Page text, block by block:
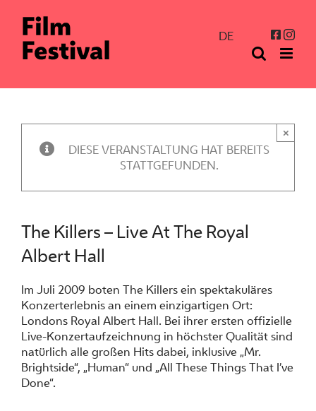
Inhalt
springen
DE
DIESE VERANSTALTUNG HAT BEREITS
STATTGEFUNDEN.
×
The Killers – Live At The Royal
Albert Hall
Im Juli 2009 boten The Killers ein spektakuläres
Konzerterlebnis an einem einzigartigen Ort:
Londons Royal Albert Hall. Bei ihrer ersten offizielle
Live-Konzertaufzeichnung in höchster Qualität sind
natürlich alle großen Hits dabei, inklusive „Mr.
Brightside“, „Human“ und „All These Things That I’ve
Done“.